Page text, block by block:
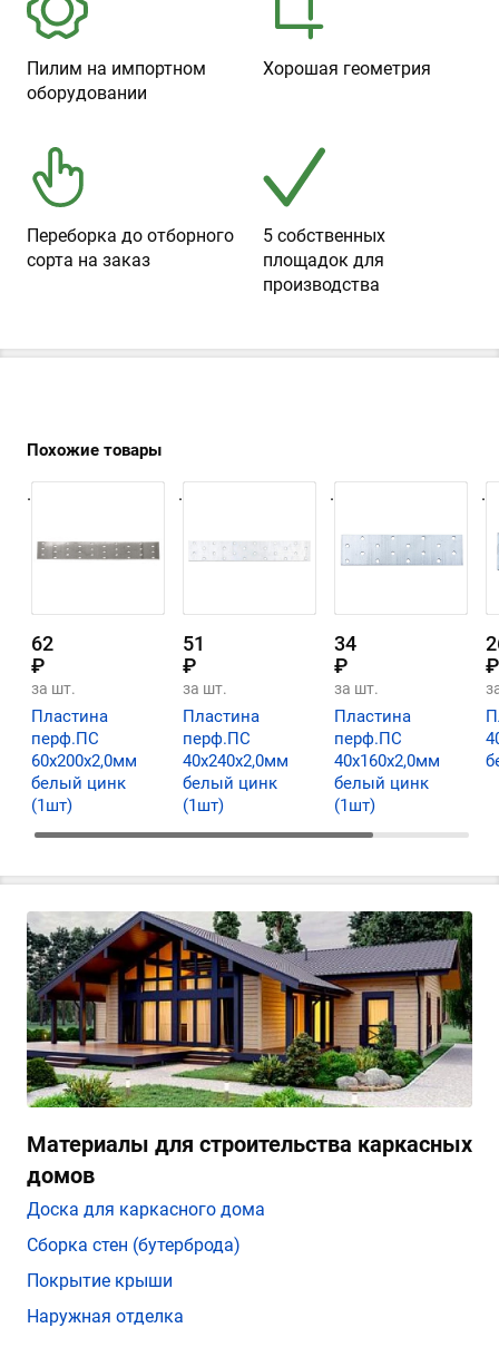
Пилим на импортном
оборудовании
Хорошая геометрия
Переборка до отборного
сорта на заказ
5 собственных
площадок для
производства
Похожие товары
.
62
₽
за шт.
Пластина
перф.ПС
60х200х2,0мм
белый цинк
(1шт)
.
51
₽
за шт.
Пластина
перф.ПС
40х240х2,0мм
белый цинк
(1шт)
.
34
₽
за шт.
Пластина
перф.ПС
40х160х2,0мм
белый цинк
(1шт)
.
₽
Материалы для строительства каркасных
домов
Доска для каркасного дома
Сборка стен (бутерброда)
Покрытие крыши
Наружная отделка